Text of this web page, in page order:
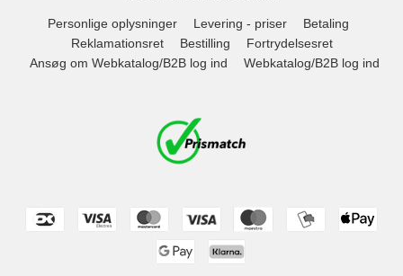
Personlige oplysninger Levering - priser
Betaling
Reklamationsret
Bestilling
Fortrydelsesret
Ansøg om Webkatalog/B2B log ind
Webkatalog/B2B log ind